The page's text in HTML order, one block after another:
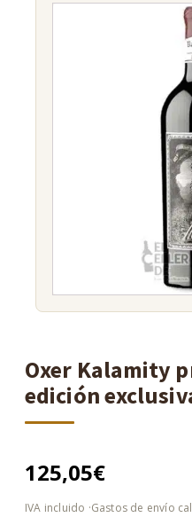
Oxer Kalamity
edición
125,05€